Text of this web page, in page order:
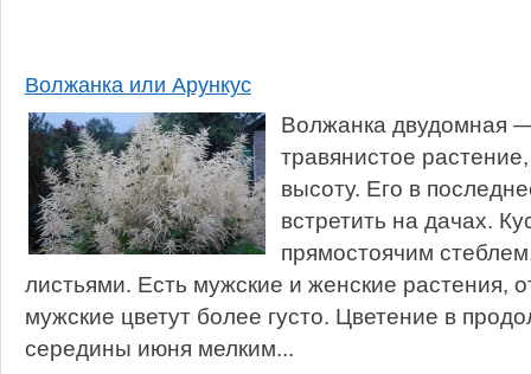
Волжанка или Арункус
Волжанка двудомная
травянистое
высоту. Его в
встретить на дачах.
прямостоячим
листьями. Есть мужские и женские растения,
мужские цветут более густо. Цветение в
середины июня мелким...